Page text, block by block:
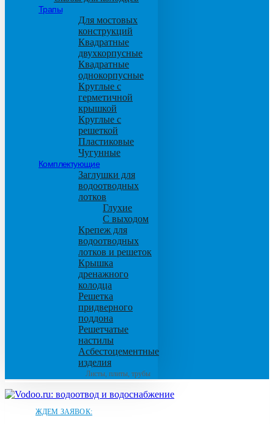
Трапы
Для мостовых
конструкций
Квадратные
двухкорпусные
Квадратные
однокорпусные
Круглые с
герметичной
крышкой
Круглые с
решеткой
Пластиковые
Чугунные
Комплектующие
Заглушки для
водоотводных
лотков
Глухие
С выходом
Крепеж для
водоотводных
лотков и решеток
Крышка
дренажного
колодца
Решетка
придверного
поддона
Решетчатые
настилы
Асбестоцементные
изделия
Листы, плиты, трубы
ЖДЕМ ЗАЯВОК: